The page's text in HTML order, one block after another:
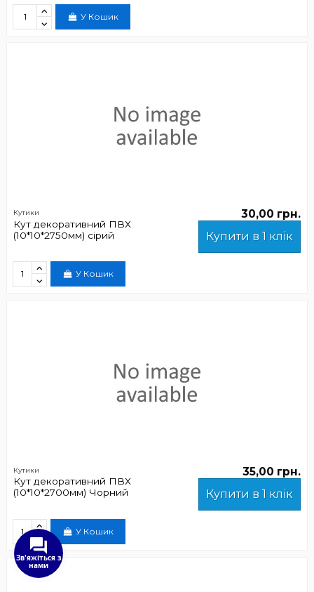
У Кошик
Кутики
Кут декоративний ПВХ
(10*10*2750мм) сірий
30,00 грн.
Купити в 1 клік
У Кошик
Кутики
Кут декоративний ПВХ
(10*10*2700мм) Чорний
35,00 грн.
Купити в 1 клік
У Кошик
Зв'яжіться з
нами